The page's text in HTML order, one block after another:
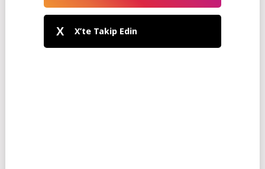
X X’te Takip Edin